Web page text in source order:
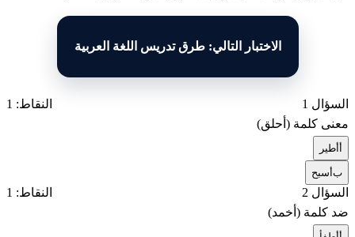
الاختبار التالي: طرق تدريس اللغة العربية
السؤال 1
النقاط: 1
معنى كلمة (أحلق)
أطير
بأسبح
السؤال 2
النقاط: 1
ضد كلمة (أخمد)